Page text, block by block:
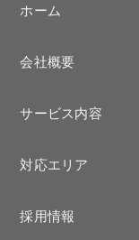
ホーム
会社概要
サービス内容
対応エリア
採用情報